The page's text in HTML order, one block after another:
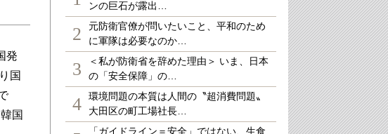
発
国
国
ンの巨石が露出…
2
元防衛官僚が問いたいこと、平和のため
に軍隊は必要なのか…
3
＜私が防衛省を辞めた理由＞ いま、日本
の「安全保障」の…
4
環境問題の本質は人間の〝超消費問題〟
大田区の町工場社長…
「ガイドライン＝安全」ではない、生食